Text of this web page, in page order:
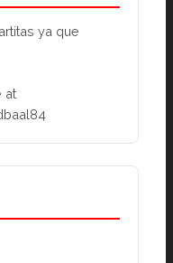
ya que
at